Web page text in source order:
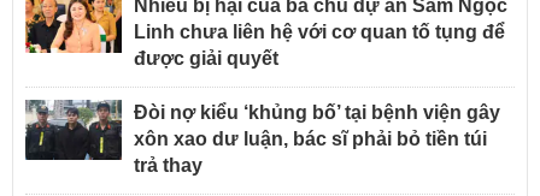
Nhiều bị hại của bà chủ dự án Sâm Ngọc
Linh chưa liên hệ với cơ quan tố tụng để
được giải quyết
Đòi nợ kiểu ‘khủng bố’ tại bệnh viện gây
xôn xao dư luận, bác sĩ phải bỏ tiền túi
trả thay